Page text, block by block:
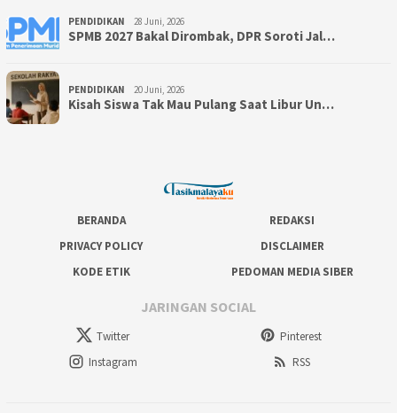
PENDIDIKAN 28 Juni, 2026
SPMB 2027 Bakal Dirombak, DPR Soroti Jal…
PENDIDIKAN 20 Juni, 2026
Kisah Siswa Tak Mau Pulang Saat Libur Un…
BERANDA
REDAKSI
PRIVACY POLICY
DISCLAIMER
KODE ETIK
PEDOMAN MEDIA SIBER
JARINGAN SOCIAL
Twitter
Pinterest
Instagram
RSS